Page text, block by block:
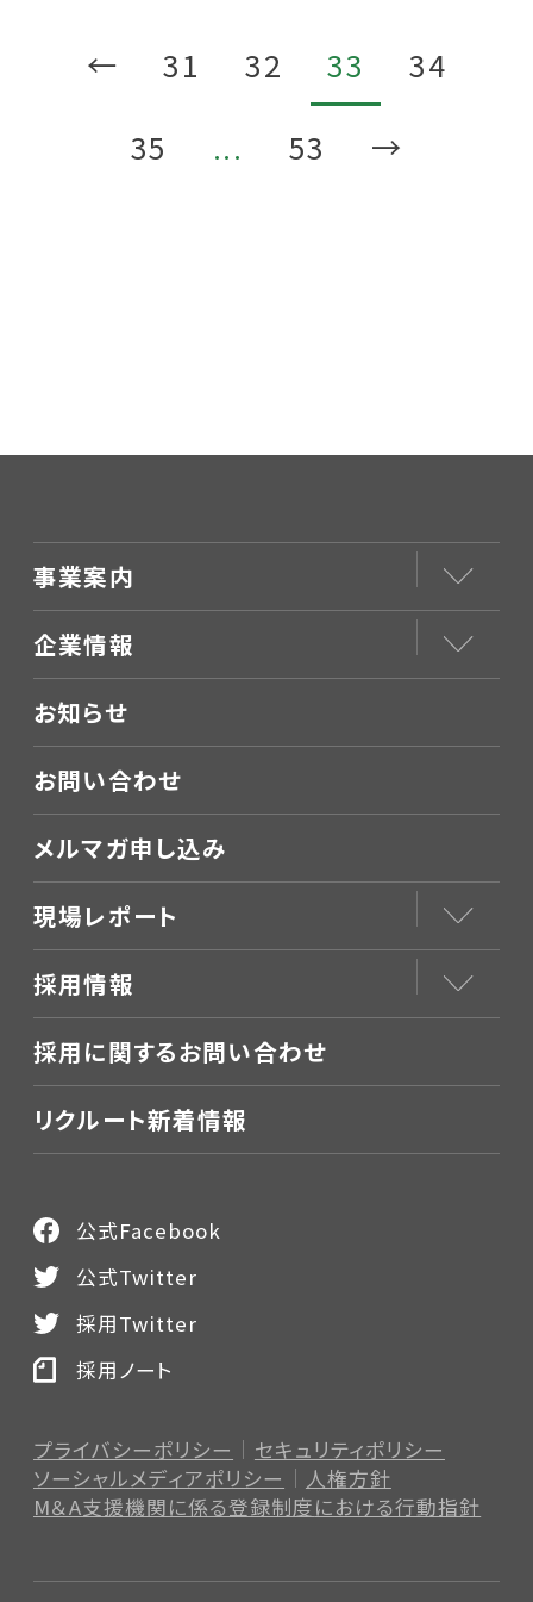
← 31 32 33
34
35
... 53 →
事業案内
企業情報
お知らせ
お問い合わせ
メルマガ申し込み
現場レポート
採用情報
採用に関するお問い合わせ
リクルート新着情報
プライバシーポリシー
セキュリティポリシー
ソーシャルメディアポリシー
人権方針
M＆A支援機関に係る登録制度における行動指針
公式Facebook
公式Twitter
採用Twitter
採用ノート